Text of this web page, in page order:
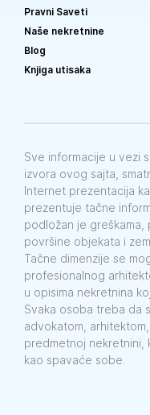
Pravni Saveti
Naše nekretnine
Blog
Knjiga utisaka
Sve informacije u vezi
izvora ovog sajta,
Internet prezentacija
prezentuje tačne
podložan je greškama,
površine objekata i
Tačne dimenzije se
profesionalnog
u opisima nekretnina
Svaka osoba treba da
advokatom,
predmetnoj nekretnini,
kao spavaće sobe.